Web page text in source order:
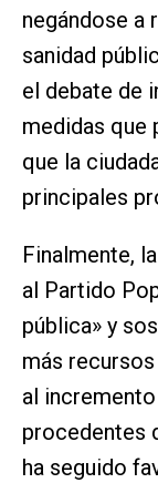
negándose a
sanidad
el debate de
medidas que
que la
principales
Finalmente,
al Partido
pública» y
más
al
procedentes
ha seguido